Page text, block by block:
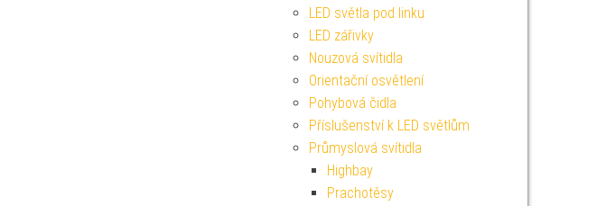
LED světla pod linku
LED zářivky
Nouzová svítidla
Orientační osvětlení
Pohybová čidla
Příslušenství k LED světlům
Průmyslová svítidla
Highbay
Prachotěsy